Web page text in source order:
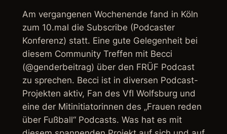
Am vergangenen Wochenende fand in Köln
zum 10.mal die Subscribe (Podcaster
Konferenz) statt. Eine gute Gelegenheit bei
diesem Community Treffen mit Becci
(@genderbeitrag) über den FRÜF Podcast
zu sprechen. Becci ist in diversen Podcast-
Projekten aktiv, Fan des Vfl Wolfsburg und
eine der Mitinitiatorinnen des „Frauen reden
über Fußball“ Podcasts. Was hat es mit